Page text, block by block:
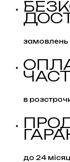
замовлень
в
до 24